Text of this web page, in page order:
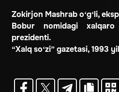
Zokirjon Mashrab o‘g‘li,
Bobur nomidagi xalqaro
prezidenti.
“Xalq so‘zi” gazetasi, 1993